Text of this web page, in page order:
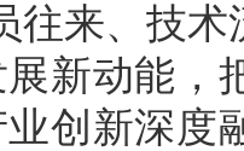
往来、技
新动能，
创新深度